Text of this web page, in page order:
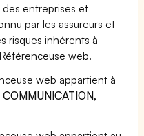
entreprises et
par les assureurs et
risques inhérents à
web.
web appartient à
COMMUNICATION,